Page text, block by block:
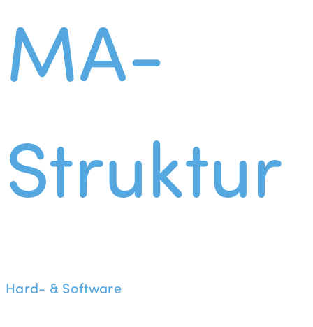
MA-
Struktur
Hard- & Software